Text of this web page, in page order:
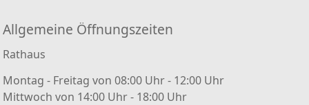
Allgemeine Öffnungszeiten
Rathaus
Montag - Freitag von 08:00 Uhr - 12:00 Uhr
Mittwoch von 14:00 Uhr - 18:00 Uhr